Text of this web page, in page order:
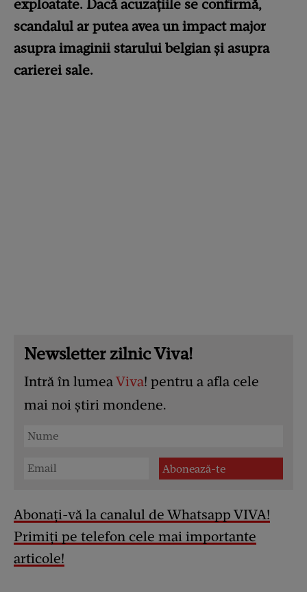
exploatate. Dacă acuzațiile se confirmă,
scandalul ar putea avea un impact major
asupra imaginii starului belgian și asupra
carierei sale.
Newsletter zilnic Viva!
Intră în lumeaViva! pentru a afla cele
mai noi știri mondene.
Abonați-vă la canalul de Whatsapp VIVA!
Primiți pe telefon cele mai importante
articole!